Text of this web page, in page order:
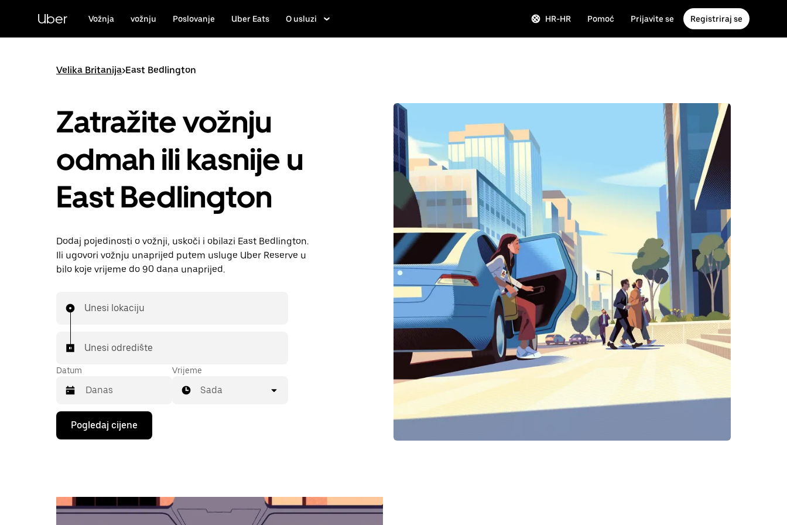
sadržaj
Uber Vožnja vožnju Poslovanje Uber Eats O usluzi HR-HR Pomoć Prijavite se Registriraj se
Velika Britanija>East Bedlington
Zatražite vožnju
odmah ili kasnije u
East Bedlington
Dodaj pojedinosti o vožnji, uskoči i obilazi East Bedlington.
Ili ugovori vožnju unaprijed putem usluge Uber Reserve u
bilo koje vrijeme do 90 dana unaprijed.
Unesi lokaciju
Unesi odredište
Datum
Pritisni
tipku
sa
s
kalendarom
Vrijeme
Sada
Pogledaj cijene